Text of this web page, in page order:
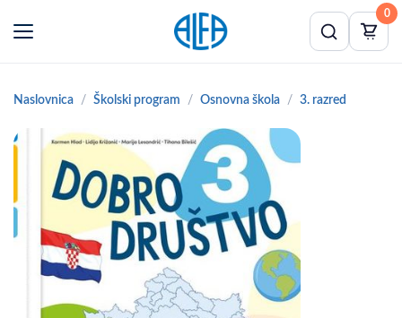
0
Naslovnica Školski program Osnovna škola 3. razred